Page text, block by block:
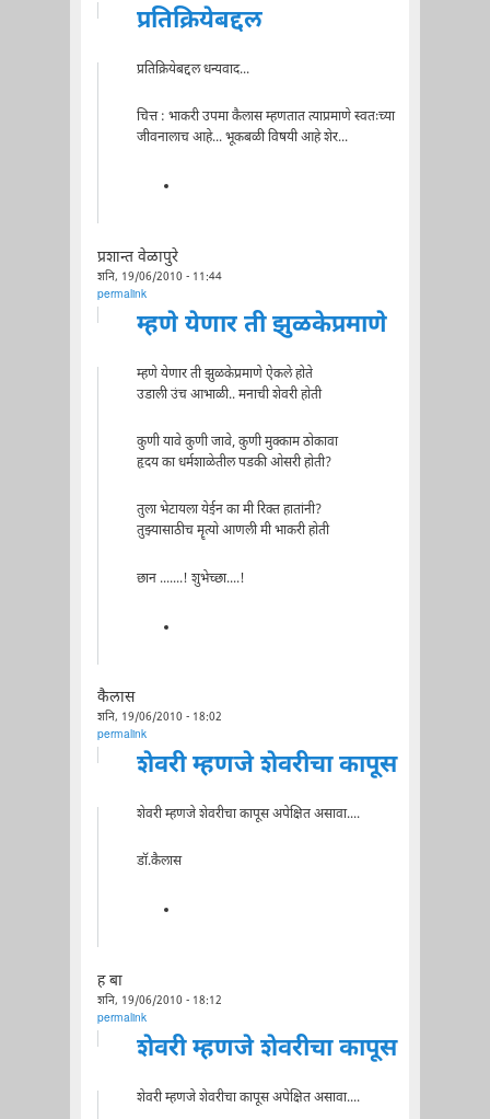
प्रतिक्रियेबद्दल
प्रतिक्रियेबद्दल धन्यवाद...
चित्त : भाकरी उपमा कैलास म्हणतात त्याप्रमाणे स्वतःच्या
जीवनालाच आहे... भूकबळी विषयी आहे शेर...
प्रशान्त वेळापुरे
शनि, 19/06/2010 - 11:44
permalink
म्हणे येणार ती झुळकेप्रमाणे
म्हणे येणार ती झुळकेप्रमाणे ऐकले होते
उडाली उंच आभाळी.. मनाची शेवरी होती
कुणी यावे कुणी जावे, कुणी मुक्काम ठोकावा
हृदय का धर्मशाळेतील पडकी ओसरी होती?
तुला भेटायला येईन का मी रिक्त हातांनी?
तुझ्यासाठीच मॄत्यो आणली मी भाकरी होती
छान .......! शुभेच्छा....!
कैलास
शनि, 19/06/2010 - 18:02
permalink
शेवरी म्हणजे शेवरीचा कापूस
शेवरी म्हणजे शेवरीचा कापूस अपेक्षित असावा....
डॉ.कैलास
ह बा
शनि, 19/06/2010 - 18:12
permalink
शेवरी म्हणजे शेवरीचा कापूस
शेवरी म्हणजे शेवरीचा कापूस अपेक्षित असावा....